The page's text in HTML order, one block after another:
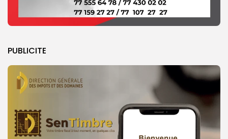
PUBLICITE